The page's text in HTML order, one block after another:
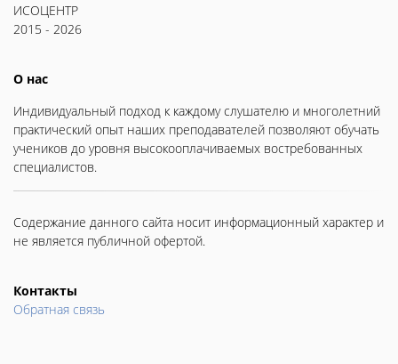
ИСОЦЕНТР
2015 - 2026
О нас
Индивидуальный подход к каждому слушателю и многолетний
практический опыт наших преподавателей позволяют обучать
учеников до уровня высокооплачиваемых востребованных
специалистов.
Содержание данного сайта носит информационный характер и
не является публичной офертой.
Контакты
Обратная связь